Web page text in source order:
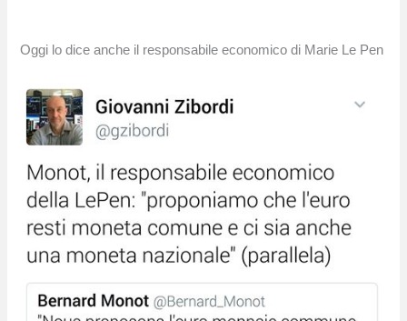
Oggi lo dice anche il responsabile economico di Marie Le Pen